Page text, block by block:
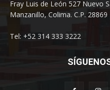
Fray Luis de León 527 Nuevo
Manzanillo, Colima. C.P. 28869
Tel: +52 314 333 3222